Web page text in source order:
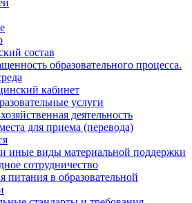
состав
образовательного процесса.
кабинет
услуги
деятельность
для приема (перевода)
иные виды материальной поддержки
сотрудничество
питания в образовательной